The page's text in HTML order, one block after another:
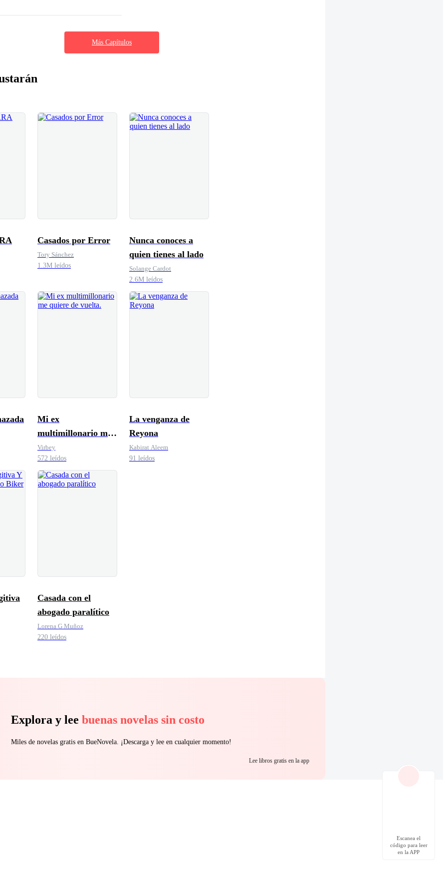
Más Capítulos
Casados por Error
Tory Sánchez
1.3M leídos
Nunca conoces a
quien tienes al lado
Solange Cardot
2.6M leídos
Mi ex
multimillonario me
quiere de vuelta.
Virbey
572 leídos
La venganza de
Reyona
Kabirat Aleem
91 leídos
Casada con el
abogado paralítico
Lorena G Muñoz
220 leídos
Explora y lee buenas novelas sin costo
Miles de novelas gratis en BueNovela. ¡Descarga y lee en cualquier momento!
Lee libros gratis en la app
Escanea el
código para leer
en la APP